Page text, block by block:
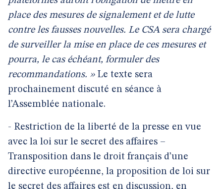
place des mesures de signalement et de lutte
contre les fausses nouvelles. Le CSA sera chargé
de surveiller la mise en place de ces mesures et
pourra, le cas échéant, formuler des
recommandations. »Le texte sera
prochainement discuté en séance à
l’Assemblée nationale.
- Restriction de la liberté de la presse en vue
avec la loi sur le secret des affaires –
Transposition dans le droit français d’une
directive européenne, la proposition de loi sur
le secret des affaires est en discussion, en